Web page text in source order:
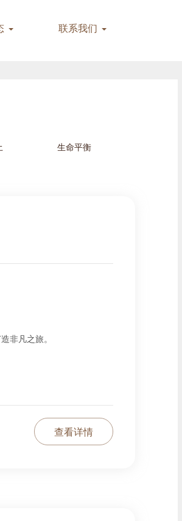
联系我们
生命平衡
非凡之旅。
查看详情